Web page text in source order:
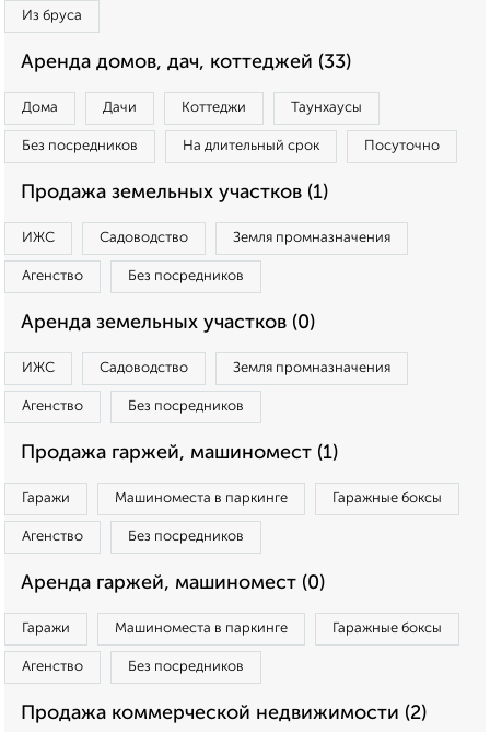
Из бруса
Аренда домов, дач, коттеджей (33)
Дома Дачи Коттеджи Таунхаусы
Без посредников На длительный срок Посуточно
Продажа земельных участков (1)
ИЖС Садоводство Земля промназначения
Агенство Без посредников
Аренда земельных участков (0)
ИЖС Садоводство Земля промназначения
Агенство Без посредников
Продажа гаржей, машиномест (1)
Гаражи Машиноместа в паркинге Гаражные боксы
Агенство Без посредников
Аренда гаржей, машиномест (0)
Гаражи Машиноместа в паркинге Гаражные боксы
Агенство Без посредников
Продажа коммерческой недвижимости (2)